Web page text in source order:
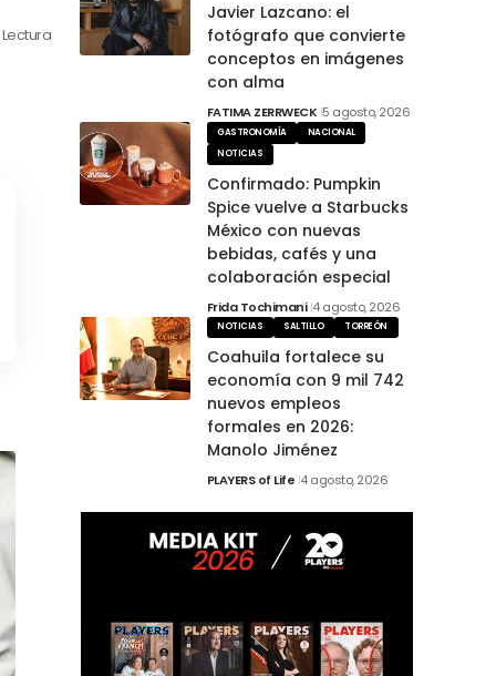
Lectura
Javier Lazcano: el
fotógrafo que convierte
conceptos en imágenes
con alma
FATIMA ZERRWECK 5 agosto, 2026
GASTRONOMÍA
NACIONAL
NOTICIAS
Confirmado: Pumpkin
Spice vuelve a Starbucks
México con nuevas
bebidas, cafés y una
colaboración especial
Frida Tochimani 4 agosto, 2026
NOTICIAS SALTILLO TORREÓN
Coahuila fortalece su
economía con 9 mil 742
nuevos empleos
formales en 2026:
Manolo Jiménez
PLAYERS of Life 4 agosto, 2026